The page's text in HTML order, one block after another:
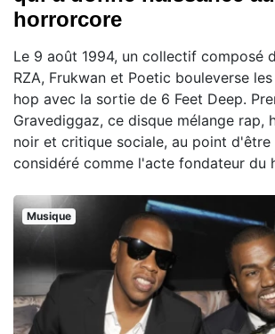
horrorcore
Le 9 août 1994, un collectif composé
RZA, Frukwan et Poetic bouleverse
hop avec la sortie de 6 Feet Deep.
Gravediggaz, ce disque mélange rap,
noir et critique sociale, au point d'être
considéré comme l'acte fondateur du
Musique